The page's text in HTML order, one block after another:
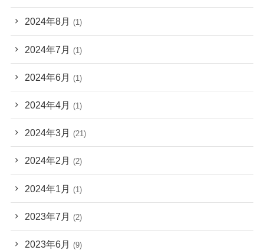
2024年8月 (1)
2024年7月 (1)
2024年6月 (1)
2024年4月 (1)
2024年3月 (21)
2024年2月 (2)
2024年1月 (1)
2023年7月 (2)
2023年6月 (9)